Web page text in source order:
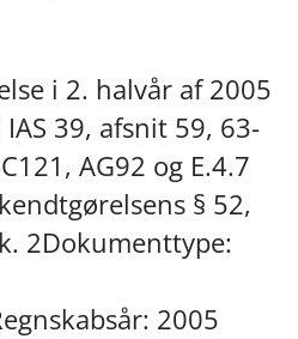
i 2. halvår af 2005
39, afsnit 59, 63-
AG92 og E.4.7
§ 52,
2Dokumenttype:
2005